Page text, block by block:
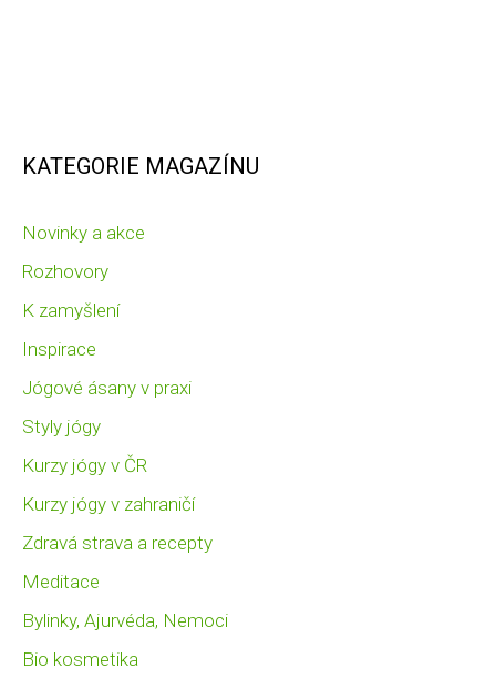
KATEGORIE MAGAZÍNU
Novinky a akce
Rozhovory
K zamyšlení
Inspirace
Jógové ásany v praxi
Styly jógy
Kurzy jógy v ČR
Kurzy jógy v zahraničí
Zdravá strava a recepty
Meditace
Bylinky, Ajurvéda, Nemoci
Bio kosmetika